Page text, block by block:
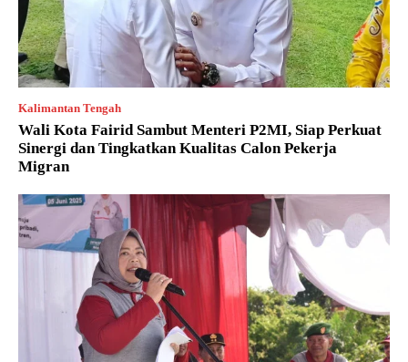
Kalimantan Tengah
Wali Kota Fairid Sambut Menteri P2MI, Siap Perkuat
Sinergi dan Tingkatkan Kualitas Calon Pekerja
Migran